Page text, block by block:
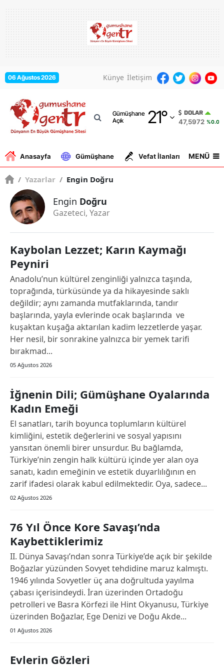
06 Ağustos 2026 Künye İletişim
Gümüşhane
Açık
21°
Adana
Adıyaman
Afyonkarahisar
Amasya
Antalya
Bilecik
Bingöl
Bitlis
Bolu
Burdur
Bursa
Çorum
Denizli
Diyarbakır
Edirne
Elazığ
Erzurum
Gaziantep
Giresun
Gümüşhane
DOLAR
47,5972 %0.06
Anasayfa Gümüşhane Vefat İlanları MENÜ
/ Yazarlar / Engin Doğru
Engin Doğru
Gazeteci, Yazar
Kaybolan Lezzet; Karın Kaymağı
Peyniri
Anadolu’nun kültürel zenginliği yalnızca taşında,
toprağında, türküsünde ya da hikayesinde saklı
değildir; aynı zamanda mutfaklarında, tandır
başlarında, yayla evlerinde ocak başlarında ve
kuşaktan kuşağa aktarılan kadim lezzetlerde yaşar.
Her nesil, bir sonrakine yalnızca bir yemek tarifi
bırakmad...
05 Ağustos 2026
İğnenin Dili; Gümüşhane Oyalarında
Kadın Emeği
El sanatları, tarih boyunca toplumların kültürel
kimliğini, estetik değerlerini ve sosyal yapısını
yansıtan önemli birer unsurdur. Bu bağlamda,
Türkiye’nin zengin halk kültürü içinde yer alan oya
sanatı, kadın emeğinin ve estetik duyarlılığının en
zarif ifadesi olarak kabul edilmektedir. Oya, sadece...
02 Ağustos 2026
76 Yıl Önce Kore Savaşı’nda
Kaybettiklerimiz
II. Dünya Savaşı’ndan sonra Türkiye’de açık bir şekilde
Boğazlar yüzünden Sovyet tehdidine maruz kalmıştı.
1946 yılında Sovyetler üç ana doğrultuda yayılma
çabası içerisindeydi. İran üzerinden Ortadoğu
petrolleri ve Basra Körfezi ile Hint Okyanusu, Türkiye
üzerinden Boğazlar, Ege Denizi ve Doğu Akde...
01 Ağustos 2026
Evlerin Gözleri